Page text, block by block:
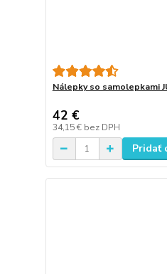
Nálepky so samolepkami
42 €
34,15 € bez DPH
Pridať